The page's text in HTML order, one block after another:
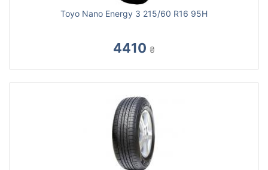
Toyo Nano Energy 3 215/60 R16 95H
4410 ₴